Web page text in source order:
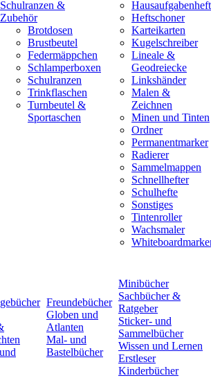
Schulranzen &
Zubehör
Brotdosen
Brustbeutel
Federmäppchen
Schlamperboxen
Schulranzen
Trinkflaschen
Turnbeutel &
Sportaschen
Hausaufgabenheft
Heftschoner
Karteikarten
Kugelschreiber
Lineale &
Geodreiecke
Linkshänder
Malen &
Zeichnen
Minen und Tinten
Ordner
Permanentmarker
Radierer
Sammelmappen
Schnellhefter
Schulhefte
Sonstiges
Tintenroller
Wachsmaler
Freundebücher
Globen und
Atlanten
Mal- und
Bastelbücher
Minibücher
Sachbücher &
Ratgeber
Sticker- und
Sammelbücher
Wissen und Lernen
Erstleser
Kinderbücher